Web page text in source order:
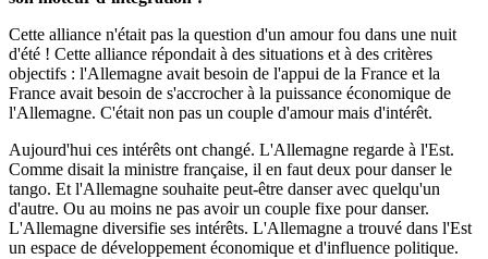
Cette alliance n'était pas la question d'un amour fou dans une nuit
d'été ! Cette alliance répondait à des situations et à des critères
objectifs : l'Allemagne avait besoin de l'appui de la France et la
France avait besoin de s'accrocher à la puissance économique de
l'Allemagne. C'était non pas un couple d'amour mais d'intérêt.
Aujourd'hui ces intérêts ont changé. L'Allemagne regarde à l'Est.
Comme disait la ministre française, il en faut deux pour danser le
tango. Et l'Allemagne souhaite peut-être danser avec quelqu'un
d'autre. Ou au moins ne pas avoir un couple fixe pour danser.
L'Allemagne diversifie ses intérêts. L'Allemagne a trouvé dans l'Est
un espace de développement économique et d'influence politique.